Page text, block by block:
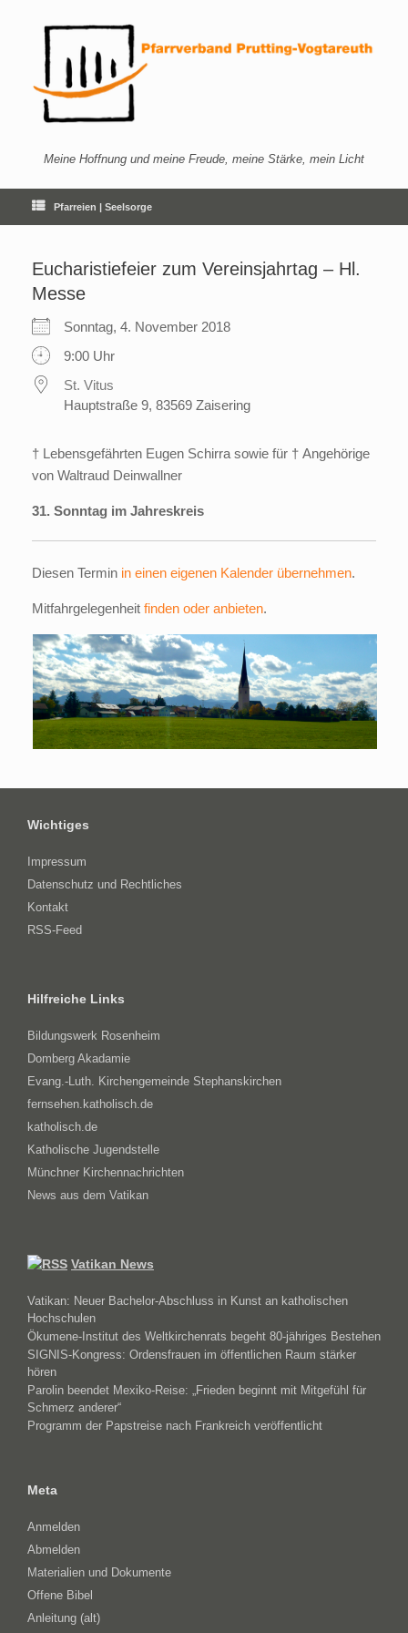
Meine Hoffnung und meine Freude, meine Stärke, mein Licht
Pfarreien | Seelsorge
Eucharistiefeier zum Vereinsjahrtag – Hl.
Messe
Sonntag, 4. November 2018
9:00 Uhr
St. Vitus
Hauptstraße 9, 83569 Zaisering
† Lebensgefährten Eugen Schirra sowie für † Angehörige
von Waltraud Deinwallner
31. Sonntag im Jahreskreis
Diesen Termin in einen eigenen Kalender übernehmen.
Mitfahrgelegenheit finden oder anbieten.
Wichtiges
Impressum
Datenschutz und Rechtliches
Kontakt
RSS-Feed
Hilfreiche Links
Bildungswerk Rosenheim
Domberg Akadamie
Evang.-Luth. Kirchengemeinde Stephanskirchen
fernsehen.katholisch.de
katholisch.de
Katholische Jugendstelle
Münchner Kirchennachrichten
News aus dem Vatikan
Vatikan News
Vatikan: Neuer Bachelor-Abschluss in Kunst an katholischen
Hochschulen
Ökumene-Institut des Weltkirchenrats begeht 80-jähriges Bestehen
SIGNIS-Kongress: Ordensfrauen im öffentlichen Raum stärker
hören
Parolin beendet Mexiko-Reise: „Frieden beginnt mit Mitgefühl für
Schmerz anderer“
Programm der Papstreise nach Frankreich veröffentlicht
Meta
Anmelden
Abmelden
Materialien und Dokumente
Offene Bibel
Anleitung (alt)